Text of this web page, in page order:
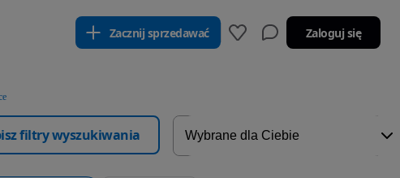
Zacznij sprzedawać Zaloguj się
filtry wyszukiwania